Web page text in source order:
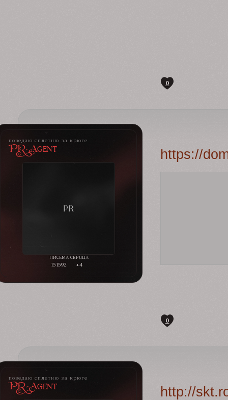
0
поведаю сплетню за крюге
PR-Agent
151592 +4
https://
0
поведаю сплетню за крюге
PR-Agent http://